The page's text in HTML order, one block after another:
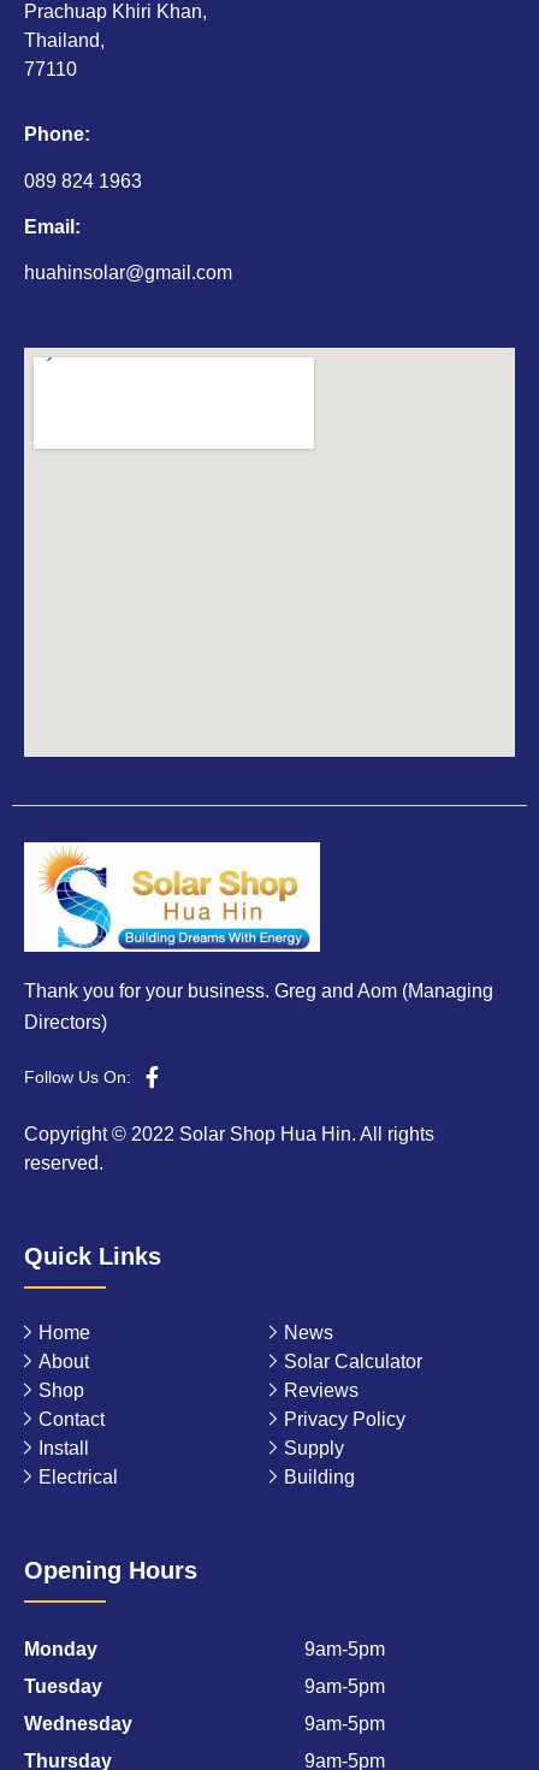
Prachuap Khiri Khan,
Thailand,
77110
Phone:
089 824 1963
Email:
huahinsolar@gmail.com
Thank you for your business. Greg and Aom (Managing
Directors)
Follow Us On:
Copyright © 2022 Solar Shop Hua Hin. All rights
reserved.
Quick Links
Home
News
About
Solar Calculator
Shop
Reviews
Contact
Privacy Policy
Install
Supply
Electrical
Building
Opening Hours
Monday
9am-5pm
Tuesday
9am-5pm
Wednesday
9am-5pm
Thursday
9am-5pm